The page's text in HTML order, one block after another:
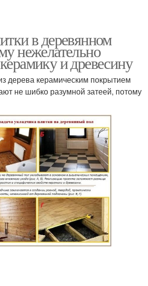
в деревянном
нежелательно
и древесину
дерева керамическим покрытием
не шибко разумной затеей, потому